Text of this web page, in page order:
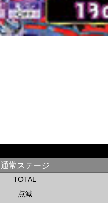
通常ステージ
TOTAL
点滅